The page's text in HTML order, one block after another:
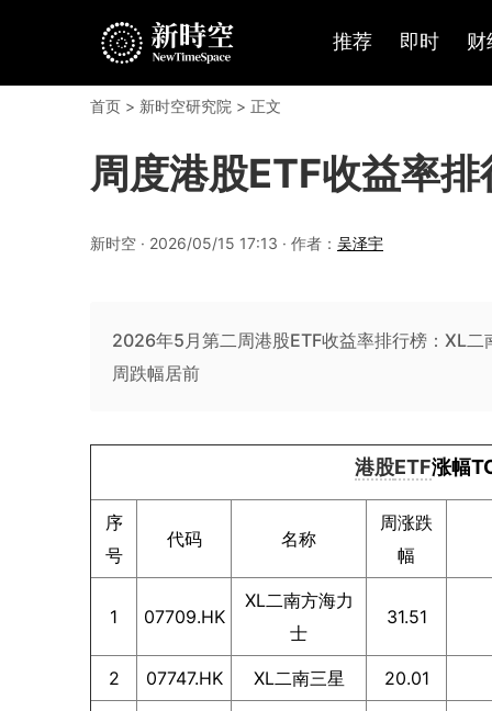
推荐 即时 财
首页 > 新时空研究院 > 正文
周度港股ETF收益率
新时空 · 2026/05/15 17:13 · 作者： 吴泽宇
2026年5月第二周港股ETF收益率排行榜：XL
周跌幅居前
港股ETF涨幅
序
号
代码 名称
周涨跌
幅
1 07709.HK
XL二南方海力
士
31.51
2 07747.HK XL二南三星 20.01